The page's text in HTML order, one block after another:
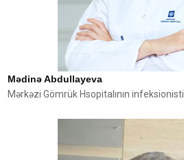
Mədinə Abdullayeva
Mərkəzi Gömrük Hsopitalının infeksionisti